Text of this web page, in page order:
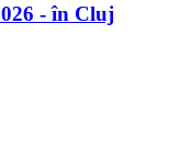
- în Cluj